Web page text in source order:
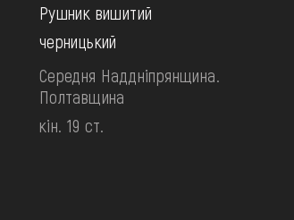
Рушник вишитий
черницький
Середня Наддніпрянщина.
Полтавщина
кін. 19 ст.